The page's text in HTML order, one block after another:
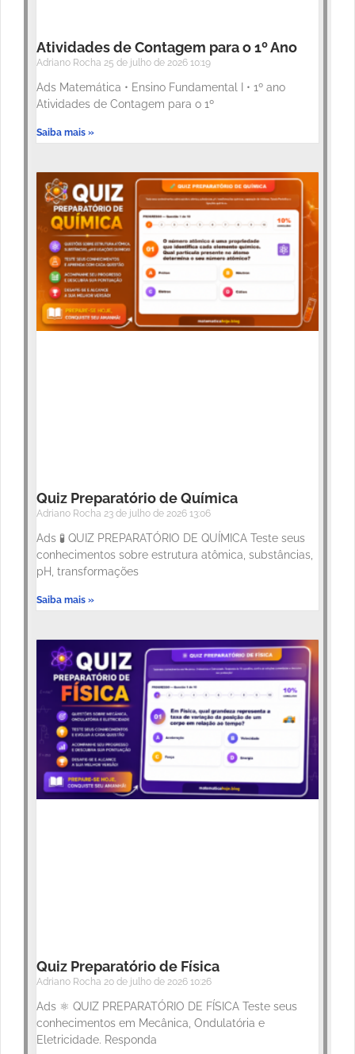
Atividades de Contagem para o 1º Ano
Adriano Rocha 25 de julho de 2026 10:19
Ads Matemática • Ensino Fundamental I • 1º ano
Atividades de Contagem para o 1º
Saiba mais »
Quiz Preparatório de Química
Adriano Rocha 23 de julho de 2026 13:06
Ads 🧪 QUIZ PREPARATÓRIO DE QUÍMICA Teste seus
conhecimentos sobre estrutura atômica, substâncias,
pH, transformações
Saiba mais »
Quiz Preparatório de Física
Adriano Rocha 20 de julho de 2026 10:26
Ads ⚛️ QUIZ PREPARATÓRIO DE FÍSICA Teste seus
conhecimentos em Mecânica, Ondulatória e
Eletricidade. Responda